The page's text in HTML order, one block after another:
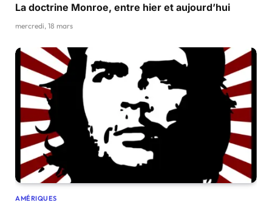
La doctrine Monroe, entre hier et aujourd’hui
mercredi, 18 mars
AMÉRIQUES